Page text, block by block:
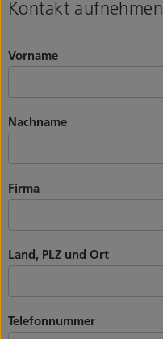
Kontakt aufnehmen
Vorname
Nachname
Firma
Land, PLZ und Ort
Telefonnummer